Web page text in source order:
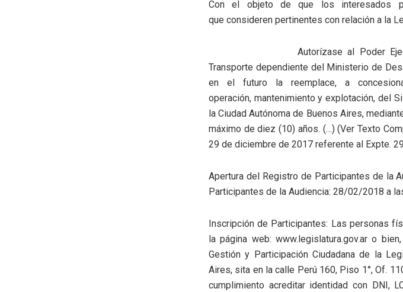
Con el objeto de que los interesados
que consideren pertinentes con relación a la
Autorízase al Poder
Transporte dependiente del Ministerio de
en el futuro la reemplace, a
operación, mantenimiento y explotación, del
la Ciudad Autónoma de Buenos Aires,
máximo de diez (10) años. (…) (Ver Texto
29 de diciembre de 2017 referente al Expte.
Apertura del Registro de Participantes de la
Participantes de la Audiencia: 28/02/2018 a
Inscripción de Participantes: Las personas
la página web: www.legislatura.gov.ar o
Gestión y Participación Ciudadana de la
Aires, sita en la calle Perú 160, Piso 1°, Of.
cumplimiento acreditar identidad con DNI,